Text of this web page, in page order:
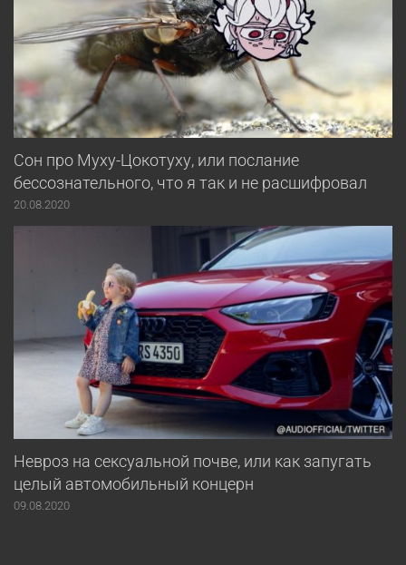
Сон про Муху-Цокотуху, или послание
бессознательного, что я так и не расшифровал
20.08.2020
Невроз на сексуальной почве, или как запугать
целый автомобильный концерн
09.08.2020